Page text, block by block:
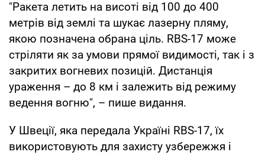
"Ракета летить на висоті від 100 до 400
метрів від землі та шукає лазерну пляму,
якою позначена обрана ціль. RBS-17 може
стріляти як за умови прямої видимості, так і з
закритих вогневих позицій. Дистанція
ураження – до 8 км і залежить від режиму
ведення вогню", – пише видання.
У Швеції, яка передала Україні RBS-17, їх
використовують для захисту узбережжя і